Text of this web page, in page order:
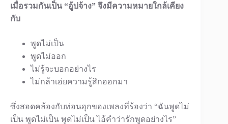
เมื่อรวมกันเป็น “อู้บ่จ้าง” จึงมีความหมายใกล้เคียง
กับ
พูดไม่เป็น
พูดไม่ออก
ไม่รู้จะบอกอย่างไร
ไม่กล้าเอ่ยความรู้สึกออกมา
ซึ่งสอดคล้องกับท่อนฮุกของเพลงที่ร้องว่า “ฉันพูดไม่
เป็น พูดไม่เป็น พูดไม่เป็น ไอ้คำว่ารักพูดอย่างไร”